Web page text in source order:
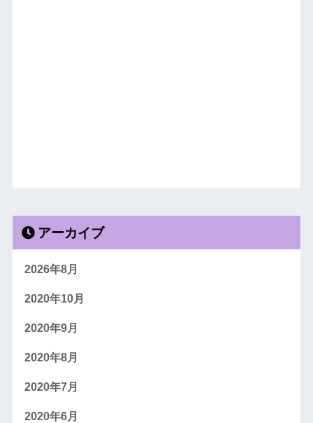
アーカイブ
2026年8月
2020年10月
2020年9月
2020年8月
2020年7月
2020年6月